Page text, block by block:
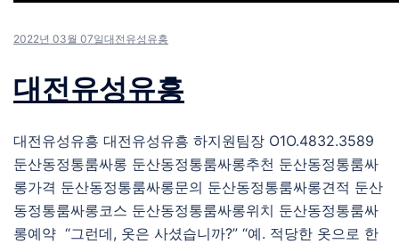
2022년 03월 07일대전유성유흥
대전유성유흥
대전유성유흥 대전유성유흥 하지원팀장 O1O.4832.3589
둔산동정통룸싸롱 둔산동정통룸싸롱추천 둔산동정통룸싸
롱가격 둔산동정통룸싸롱문의 둔산동정통룸싸롱견적 둔산
동정통룸싸롱코스 둔산동정통룸싸롱위치 둔산동정통룸싸
롱예약 “그런데, 옷은 사셨습니까?” “예. 적당한 옷으로 한